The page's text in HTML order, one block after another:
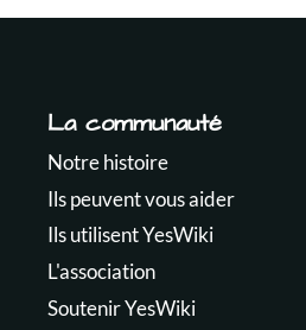
La communauté
Notre histoire
Ils peuvent vous aider
Ils utilisent YesWiki
L'association
Soutenir YesWiki